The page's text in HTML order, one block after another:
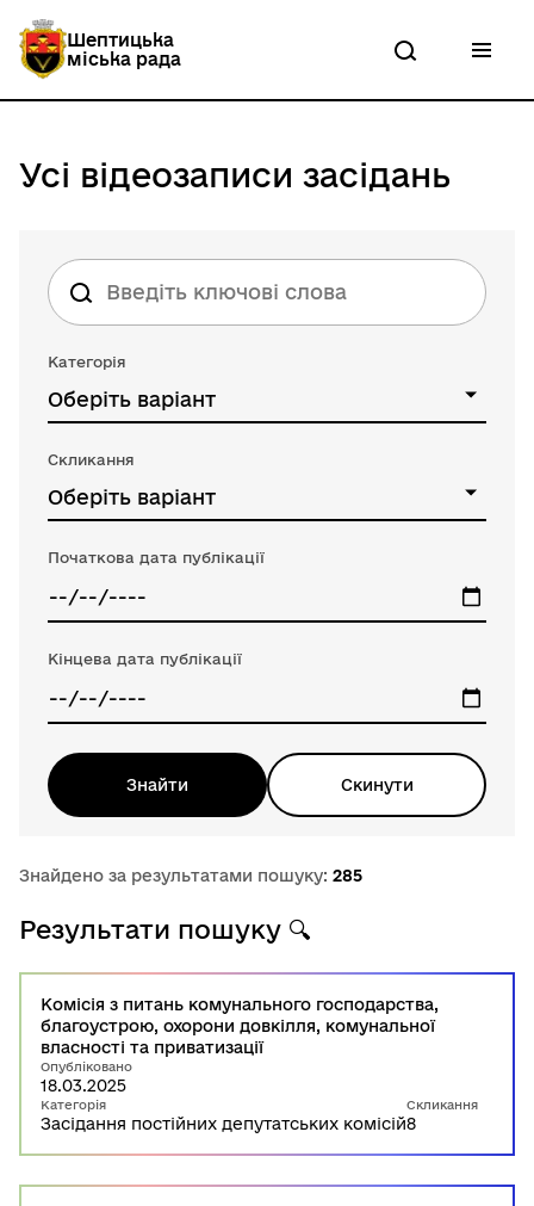
й
Шептицька
міська рада
Усі відеозаписи засідань
Категорія
Оберіть варіант
Скликання
Оберіть варіант
Початкова дата публікації
Кінцева дата публікації
Знайти Скинути
Знайдено за результатами пошуку: 285
Результати пошуку 🔍
Комісія з питань комунального господарства,
благоустрою, охорони довкілля, комунальної
власності та приватизації
Опубліковано
18.03.2025
Категорія
Засідання постійних депутатських комісій
Скликання
8